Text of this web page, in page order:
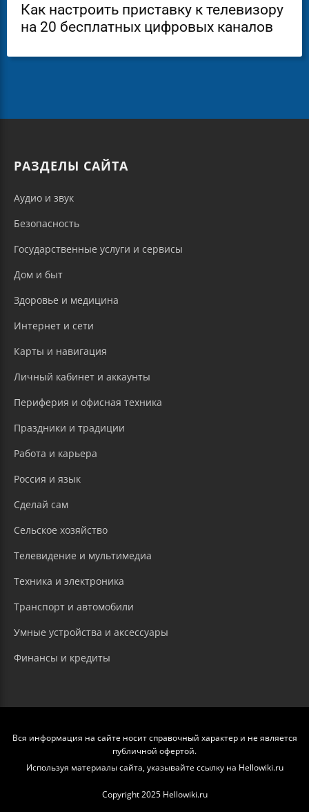
Как настроить приставку к телевизору
на 20 бесплатных цифровых каналов
РАЗДЕЛЫ САЙТА
Аудио и звук
Безопасность
Государственные услуги и сервисы
Дом и быт
Здоровье и медицина
Интернет и сети
Карты и навигация
Личный кабинет и аккаунты
Периферия и офисная техника
Праздники и традиции
Работа и карьера
Россия и язык
Сделай сам
Сельское хозяйство
Телевидение и мультимедиа
Техника и электроника
Транспорт и автомобили
Умные устройства и аксессуары
Финансы и кредиты
Вся информация на сайте носит справочный характер и не является
публичной офертой.
Используя материалы сайта, указывайте ссылку на Hellowiki.ru
Copyright 2025 Hellowiki.ru